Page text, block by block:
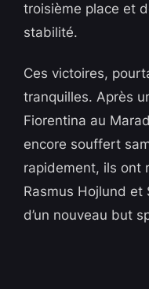
troisième place et
stabilité.
Ces victoires,
tranquilles. Après
Fiorentina au
encore souffert
rapidement, ils ont
Rasmus Hojlund et
d’un nouveau but